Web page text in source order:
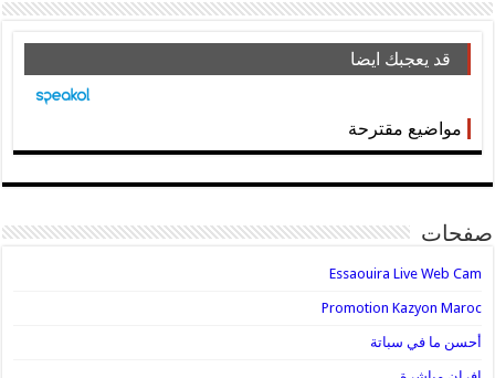
قد يعجبك ايضا
مواضيع مقترحة
صفحات
Essaouira Live Web Cam
Promotion Kazyon Maroc
أحسن ما في سباتة